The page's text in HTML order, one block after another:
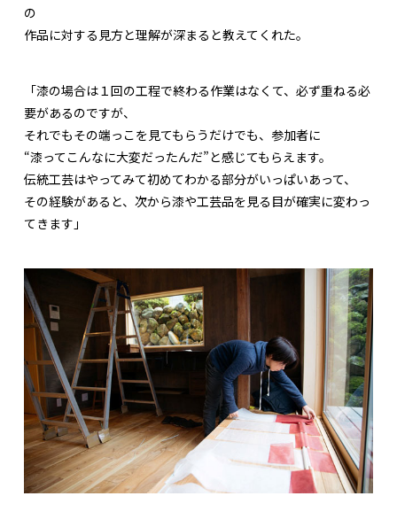
の
作品に対する見方と理解が深まると教えてくれた。
「漆の場合は１回の工程で終わる作業はなくて、必ず重ねる必
要があるのですが、
それでもその端っこを見てもらうだけでも、参加者に
“漆ってこんなに大変だったんだ”と感じてもらえます。
伝統工芸はやってみて初めてわかる部分がいっぱいあって、
その経験があると、次から漆や工芸品を見る目が確実に変わっ
てきます」